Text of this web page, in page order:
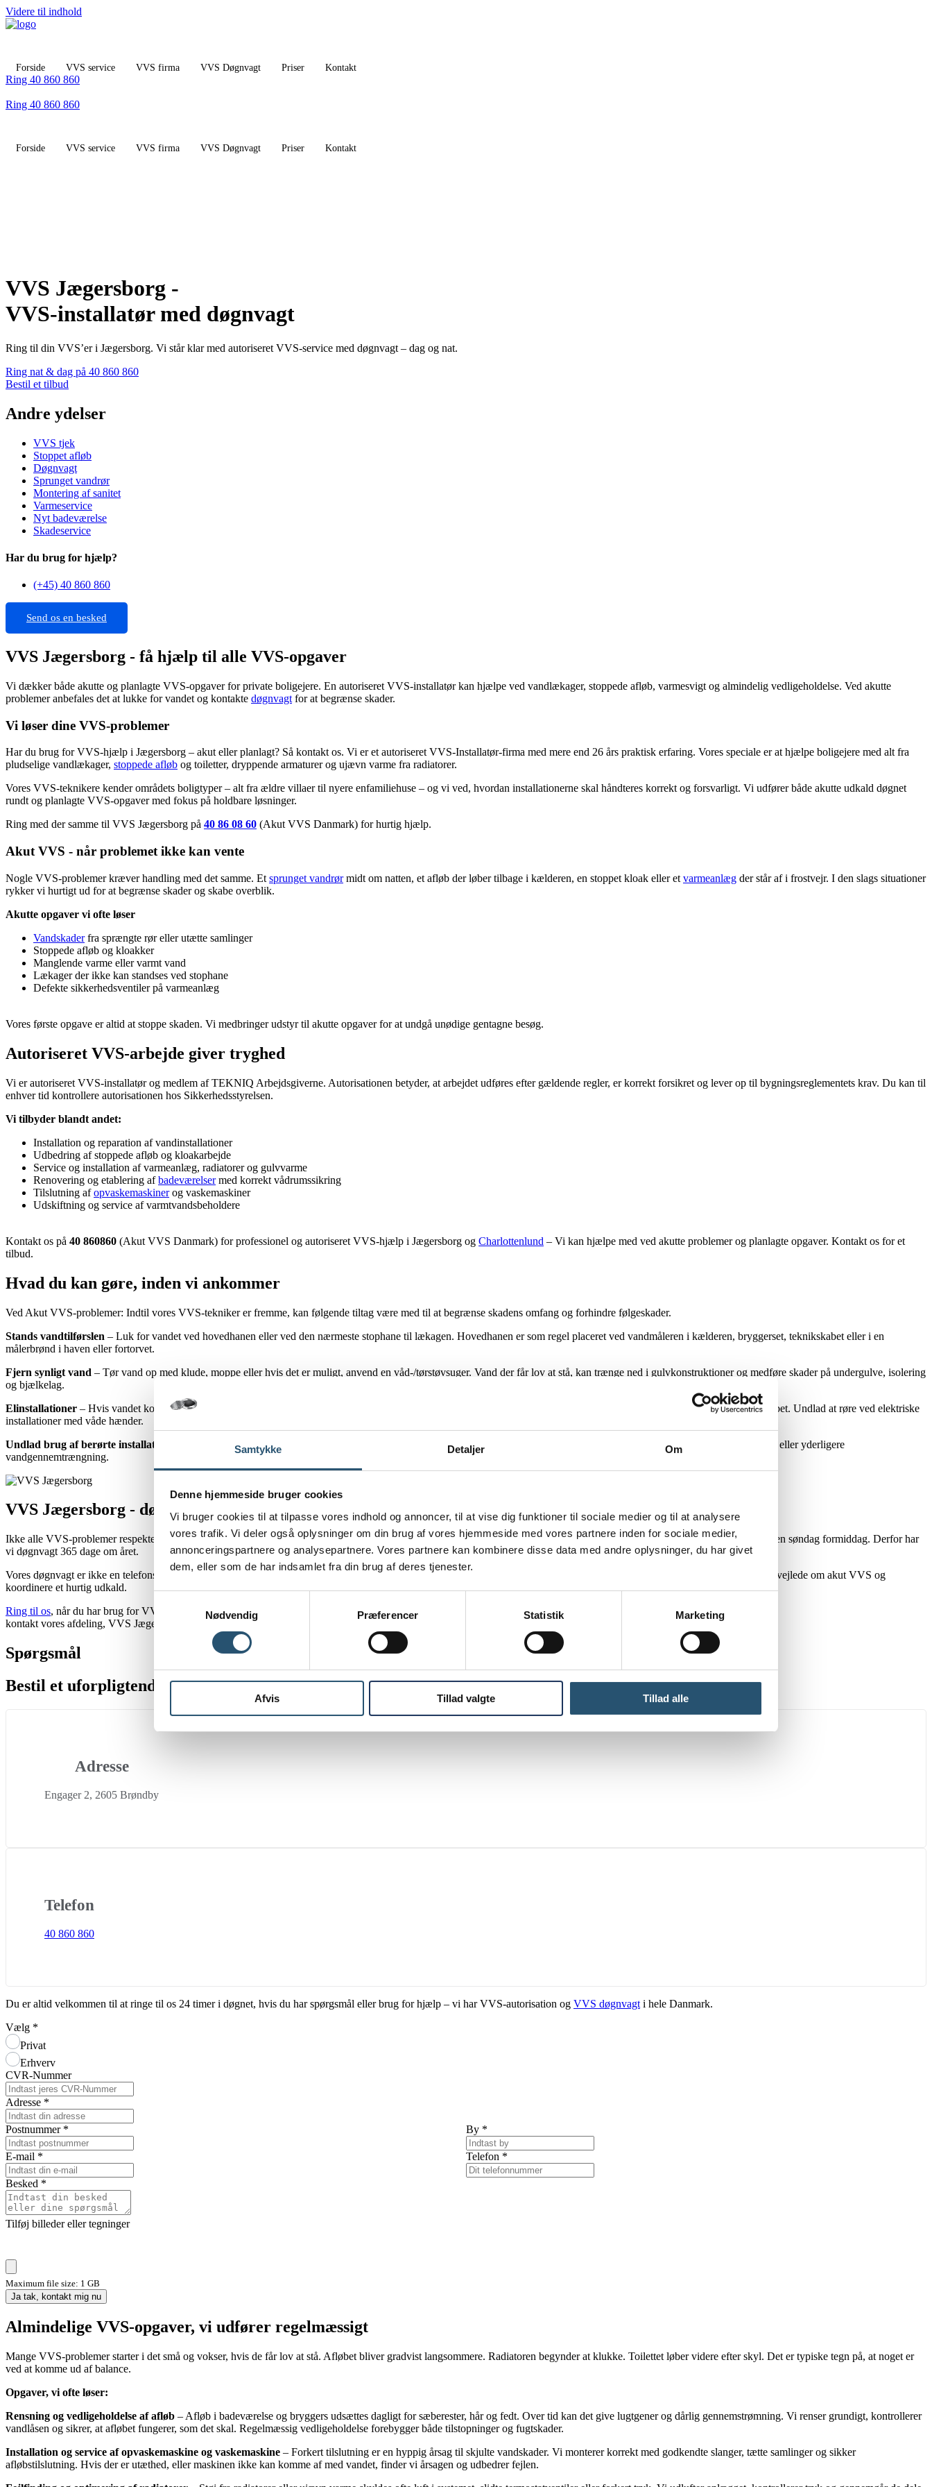
Samtykke Detaljer Om
Denne hjemmeside bruger cookies
Vi bruger cookies til at tilpasse vores indhold og annoncer, til at vise dig funktioner til sociale medier og til at analysere
vores trafik. Vi deler også oplysninger om din brug af vores hjemmeside med vores partnere inden for sociale medier,
annonceringspartnere og analysepartnere. Vores partnere kan kombinere disse data med andre oplysninger, du har givet
dem, eller som de har indsamlet fra din brug af deres tjenester.
Nødvendig
Præferencer Statistik Marketing
Afvis Tillad valgte Tillad alle
Videre til indhold
Forside VVS service VVS firma VVS Døgnvagt Priser Kontakt
Ring 40 860 860
Ring 40 860 860
Forside VVS service VVS firma VVS Døgnvagt Priser Kontakt
VVS Jægersborg -
VVS-installatør med døgnvagt
Ring til din VVS’er i Jægersborg. Vi står klar med autoriseret VVS-service med døgnvagt – dag og nat.
Ring nat & dag på 40 860 860
Bestil et tilbud
Andre ydelser
VVS tjek
Stoppet afløb
Døgnvagt
Sprunget vandrør
Montering af sanitet
Varmeservice
Nyt badeværelse
Skadeservice
Har du brug for hjælp?
(+45) 40 860 860
Send os en besked
VVS Jægersborg - få hjælp til alle VVS-opgaver
Vi dækker både akutte og planlagte VVS-opgaver for private boligejere. En autoriseret VVS-installatør kan hjælpe ved vandlækager, stoppede afløb, varmesvigt og almindelig vedligeholdelse. Ved akutte
problemer anbefales det at lukke for vandet og kontakte døgnvagt for at begrænse skader.
Vi løser dine VVS-problemer
Har du brug for VVS-hjælp i Jægersborg – akut eller planlagt? Så kontakt os. Vi er et autoriseret VVS-Installatør-firma med mere end 26 års praktisk erfaring. Vores speciale er at hjælpe boligejere med alt fra
pludselige vandlækager, stoppede afløb og toiletter, dryppende armaturer og ujævn varme fra radiatorer.
Vores VVS-teknikere kender områdets boligtyper – alt fra ældre villaer til nyere enfamiliehuse – og vi ved, hvordan installationerne skal håndteres korrekt og forsvarligt. Vi udfører både akutte udkald døgnet
rundt og planlagte VVS-opgaver med fokus på holdbare løsninger.
Ring med der samme til VVS Jægersborg på 40 86 08 60 (Akut VVS Danmark) for hurtig hjælp.
Akut VVS - når problemet ikke kan vente
Nogle VVS-problemer kræver handling med det samme. Et sprunget vandrørmidt om natten, et afløb der løber tilbage i kælderen, en stoppet kloak eller et varmeanlæg der står af i frostvejr. I den slags situationer
rykker vi hurtigt ud for at begrænse skader og skabe overblik.
Akutte opgaver vi ofte løser
Vandskaderfra sprængte rør eller utætte samlinger
Stoppede afløb og kloakker
Manglende varme eller varmt vand
Lækager der ikke kan standses ved stophane
Defekte sikkerhedsventiler på varmeanlæg
Vores første opgave er altid at stoppe skaden. Vi medbringer udstyr til akutte opgaver for at undgå unødige gentagne besøg.
Autoriseret VVS-arbejde giver tryghed
Vi er autoriseret VVS-installatør og medlem af TEKNIQ Arbejdsgiverne. Autorisationen betyder, at arbejdet udføres efter gældende regler, er korrekt forsikret og lever op til bygningsreglementets krav. Du kan til
enhver tid kontrollere autorisationen hos Sikkerhedsstyrelsen.
Vi tilbyder blandt andet:
Installation og reparation af vandinstallationer
Udbedring af stoppede afløb og kloakarbejde
Service og installation af varmeanlæg, radiatorer og gulvvarme
Renovering og etablering afbadeværelsermed korrekt vådrumssikring
Tilslutning afopvaskemaskinerog vaskemaskiner
Udskiftning og service af varmtvandsbeholdere
Kontakt os på 40 860860 (Akut VVS Danmark) for professionel og autoriseret VVS-hjælp i Jægersborg og Charlottenlund – Vi kan hjælpe med ved akutte problemer og planlagte opgaver. Kontakt os for et
tilbud.
Hvad du kan gøre, inden vi ankommer
Ved Akut VVS-problemer: Indtil vores VVS-tekniker er fremme, kan følgende tiltag være med til at begrænse skadens omfang og forhindre følgeskader.
Stands vandtilførslen – Luk for vandet ved hovedhanen eller ved den nærmeste stophane til lækagen. Hovedhanen er som regel placeret ved vandmåleren i kælderen, bryggerset, teknikskabet eller i en
målerbrønd i haven eller fortorvet.
Fjern synligt vand – Tør vand op med klude, moppe eller hvis det er muligt, anvend en våd-/tørstøvsuger. Vand der får lov at stå, kan trænge ned i gulvkonstruktioner og medføre skader på undergulve, isolering
og bjælkelag.
Elinstallationer – Hvis vandet kommer i nærheden af stikkontakter, elradiatorer eller andre elektriske installationer, bør strømmen til det berørte område afbrydes via sikringsskabet. Undlad at røre ved elektriske
installationer med våde hænder.
Undlad brug af berørte installationer
– Brug ikke toiletter, afløb eller vandinstallationer i det berørte område. Fortsat brug kan forværre situationen og øge risikoen for overløb eller yderligere
vandgennemtrængning.
VVS Jægersborg - døgnvagt hele året
Ikke alle VVS-problemer respekterer ikke åbningstider. Et rør springer læk klokken 04 om natten, varme der pludselig svigter, eller afløbet løber tilbage op gennem kælderbrønden søndag formiddag. Derfor har
vi døgnvagt 365 dage om året.
Vores døgnvagt er ikke en telefonsvarer, der registrerer beskeder. Når du ringer, taler du direkte med en erfaren VVS-tekniker eller Installatør, der kan vurdere situationens alvor, vejlede om akut VVS og
koordinere et hurtig udkald.
Ring til os, når du har brug for VVS-hjælp – akut eller planlagt.
kontakt vores afdeling, VVS Jægersborg på telefon
40 860 860
Spørgsmål
Bestil et uforpligtende tilbud
Adresse
Engager 2, 2605 Brøndby
Telefon
40 860 860
Du er altid velkommen til at ringe til os 24 timer i døgnet, hvis du har spørgsmål eller brug for hjælp – vi har VVS-autorisation og VVS døgnvagt i hele Danmark.
Vælg *
Privat
Erhverv
CVR-Nummer
Adresse *
Postnummer * By *
E-mail * Telefon *
Besked *
Tilføj billeder eller tegninger
Maximum file size: 1 GB
Ja tak, kontakt mig nu
Almindelige VVS-opgaver, vi udfører regelmæssigt
Mange VVS-problemer starter i det små og vokser, hvis de får lov at stå. Afløbet bliver gradvist langsommere. Radiatoren begynder at klukke. Toilettet løber videre efter skyl. Det er typiske tegn på, at noget er
ved at komme ud af balance.
Opgaver, vi ofte løser:
Rensning og vedligeholdelse af afløb – Afløb i badeværelse og bryggers udsættes dagligt for sæberester, hår og fedt. Over tid kan det give lugtgener og dårlig gennemstrømning. Vi renser grundigt, kontrollerer
vandlåsen og sikrer, at afløbet fungerer, som det skal. Regelmæssig vedligeholdelse forebygger både tilstopninger og fugtskader.
Installation og service af opvaskemaskine og vaskemaskine – Forkert tilslutning er en hyppig årsag til skjulte vandskader. Vi monterer korrekt med godkendte slanger, tætte samlinger og sikker
afløbstilslutning. Hvis der er utæthed, eller maskinen ikke kan komme af med vandet, finder vi årsagen og udbedrer fejlen.